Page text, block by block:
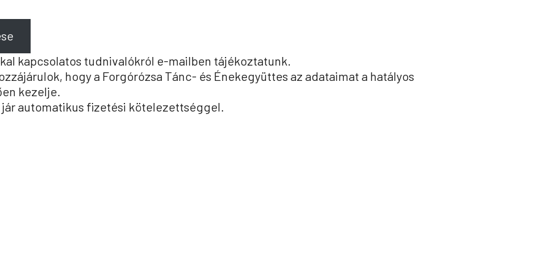
kapcsolatos tudnivalókról e-mailben tájékoztatunk.
hogy a Forgórózsa Tánc- és Énekegyüttes az adataimat a hatályos
kezelje.
automatikus fizetési kötelezettséggel.